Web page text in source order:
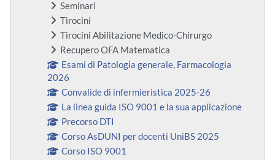
Seminari
Tirocini
Tirocini Abilitazione Medico-Chirurgo
Recupero OFA Matematica
Esami di Patologia generale, Farmacologia
2026
Convalide di infermieristica 2025-26
La linea guida ISO 9001 e la sua applicazione
Precorso DTI
Corso AsDUNI per docenti UniBS 2025
Corso ISO 9001